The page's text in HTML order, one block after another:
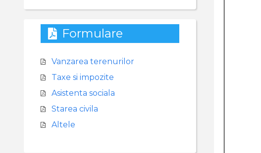
Formulare
Vanzarea terenurilor
Taxe si impozite
Asistenta sociala
Starea civila
Altele